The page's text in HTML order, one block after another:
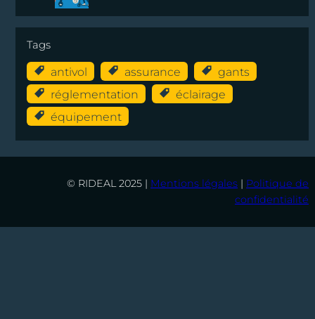
Tags
antivol assurance
gants
réglementation
éclairage
équipement
© RIDEAL 2025 | Mentions légales | Politique de
confidentialité